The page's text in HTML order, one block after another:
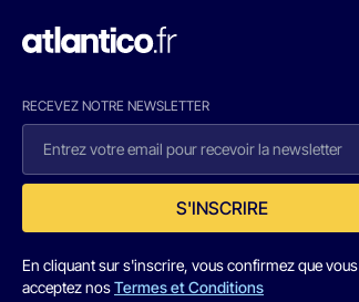
RECEVEZ NOTRE NEWSLETTER
S'INSCRIRE
En cliquant sur s'inscrire, vous confirmez que vous
acceptez nosTermes et Conditions